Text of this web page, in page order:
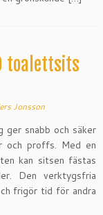
toalettsits
Jonsson
snabb och säker
och proffs. Med en
kan sitsen fästas
Den verktygsfria
frigör tid för andra